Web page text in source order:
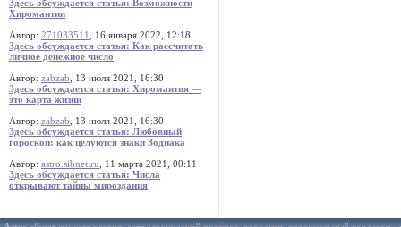
Здесь обсуждается статья: Возможности
Хиромантии
Автор: 271033511
, 16 января 2022, 12:18
Здесь обсуждается статья: Как рассчитать
личное денежное число
Автор: zabzab , 13 июля 2021, 16:30
Здесь обсуждается статья: Хиромантия —
это карта жизни
Автор: zabzab , 13 июля 2021, 16:30
Здесь обсуждается статья: Любовный
гороскоп: как целуются знаки Зодиака
Автор: astro.sibnet.ru , 11 марта 2021, 00:11
Здесь обсуждается статья: Числа
открывают тайны мироздания